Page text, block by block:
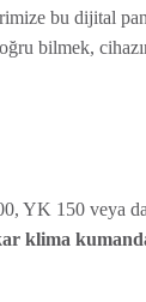
bu dijital
bilmek,
YK 150 veya
klima